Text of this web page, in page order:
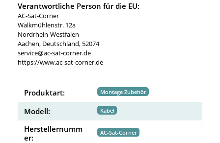
Verantwortliche Person für die EU:
AC-Sat-Corner
Walkmühlenstr. 12a
Nordrhein-Westfalen
Aachen, Deutschland, 52074
service@ac-sat-corner.de
https://www.ac-sat-corner.de
Produktart: Montage Zubehör
Modell: Kabel
Herstellernumm
er:
AC-Sat-Corner